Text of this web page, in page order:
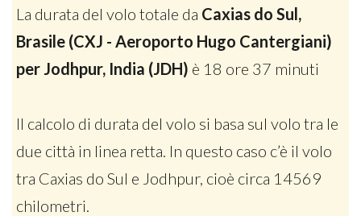
La durata del volo totale da Caxias do Sul,
Brasile (CXJ - Aeroporto Hugo Cantergiani)
per Jodhpur, India (JDH) è 18 ore 37 minuti
Il calcolo di durata del volo si basa sul volo tra le
due città in linea retta. In questo caso c’è il volo
tra Caxias do Sul e Jodhpur, cioè circa 14569
chilometri.